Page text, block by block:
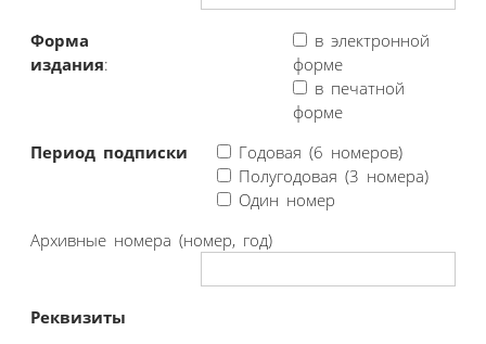
Форма
издания:
в электронной
форме
в печатной
форме
Период подписки
Годовая (6 номеров)
Полугодовая (3 номера)
Один номер
Архивные номера (номер, год)
Реквизиты